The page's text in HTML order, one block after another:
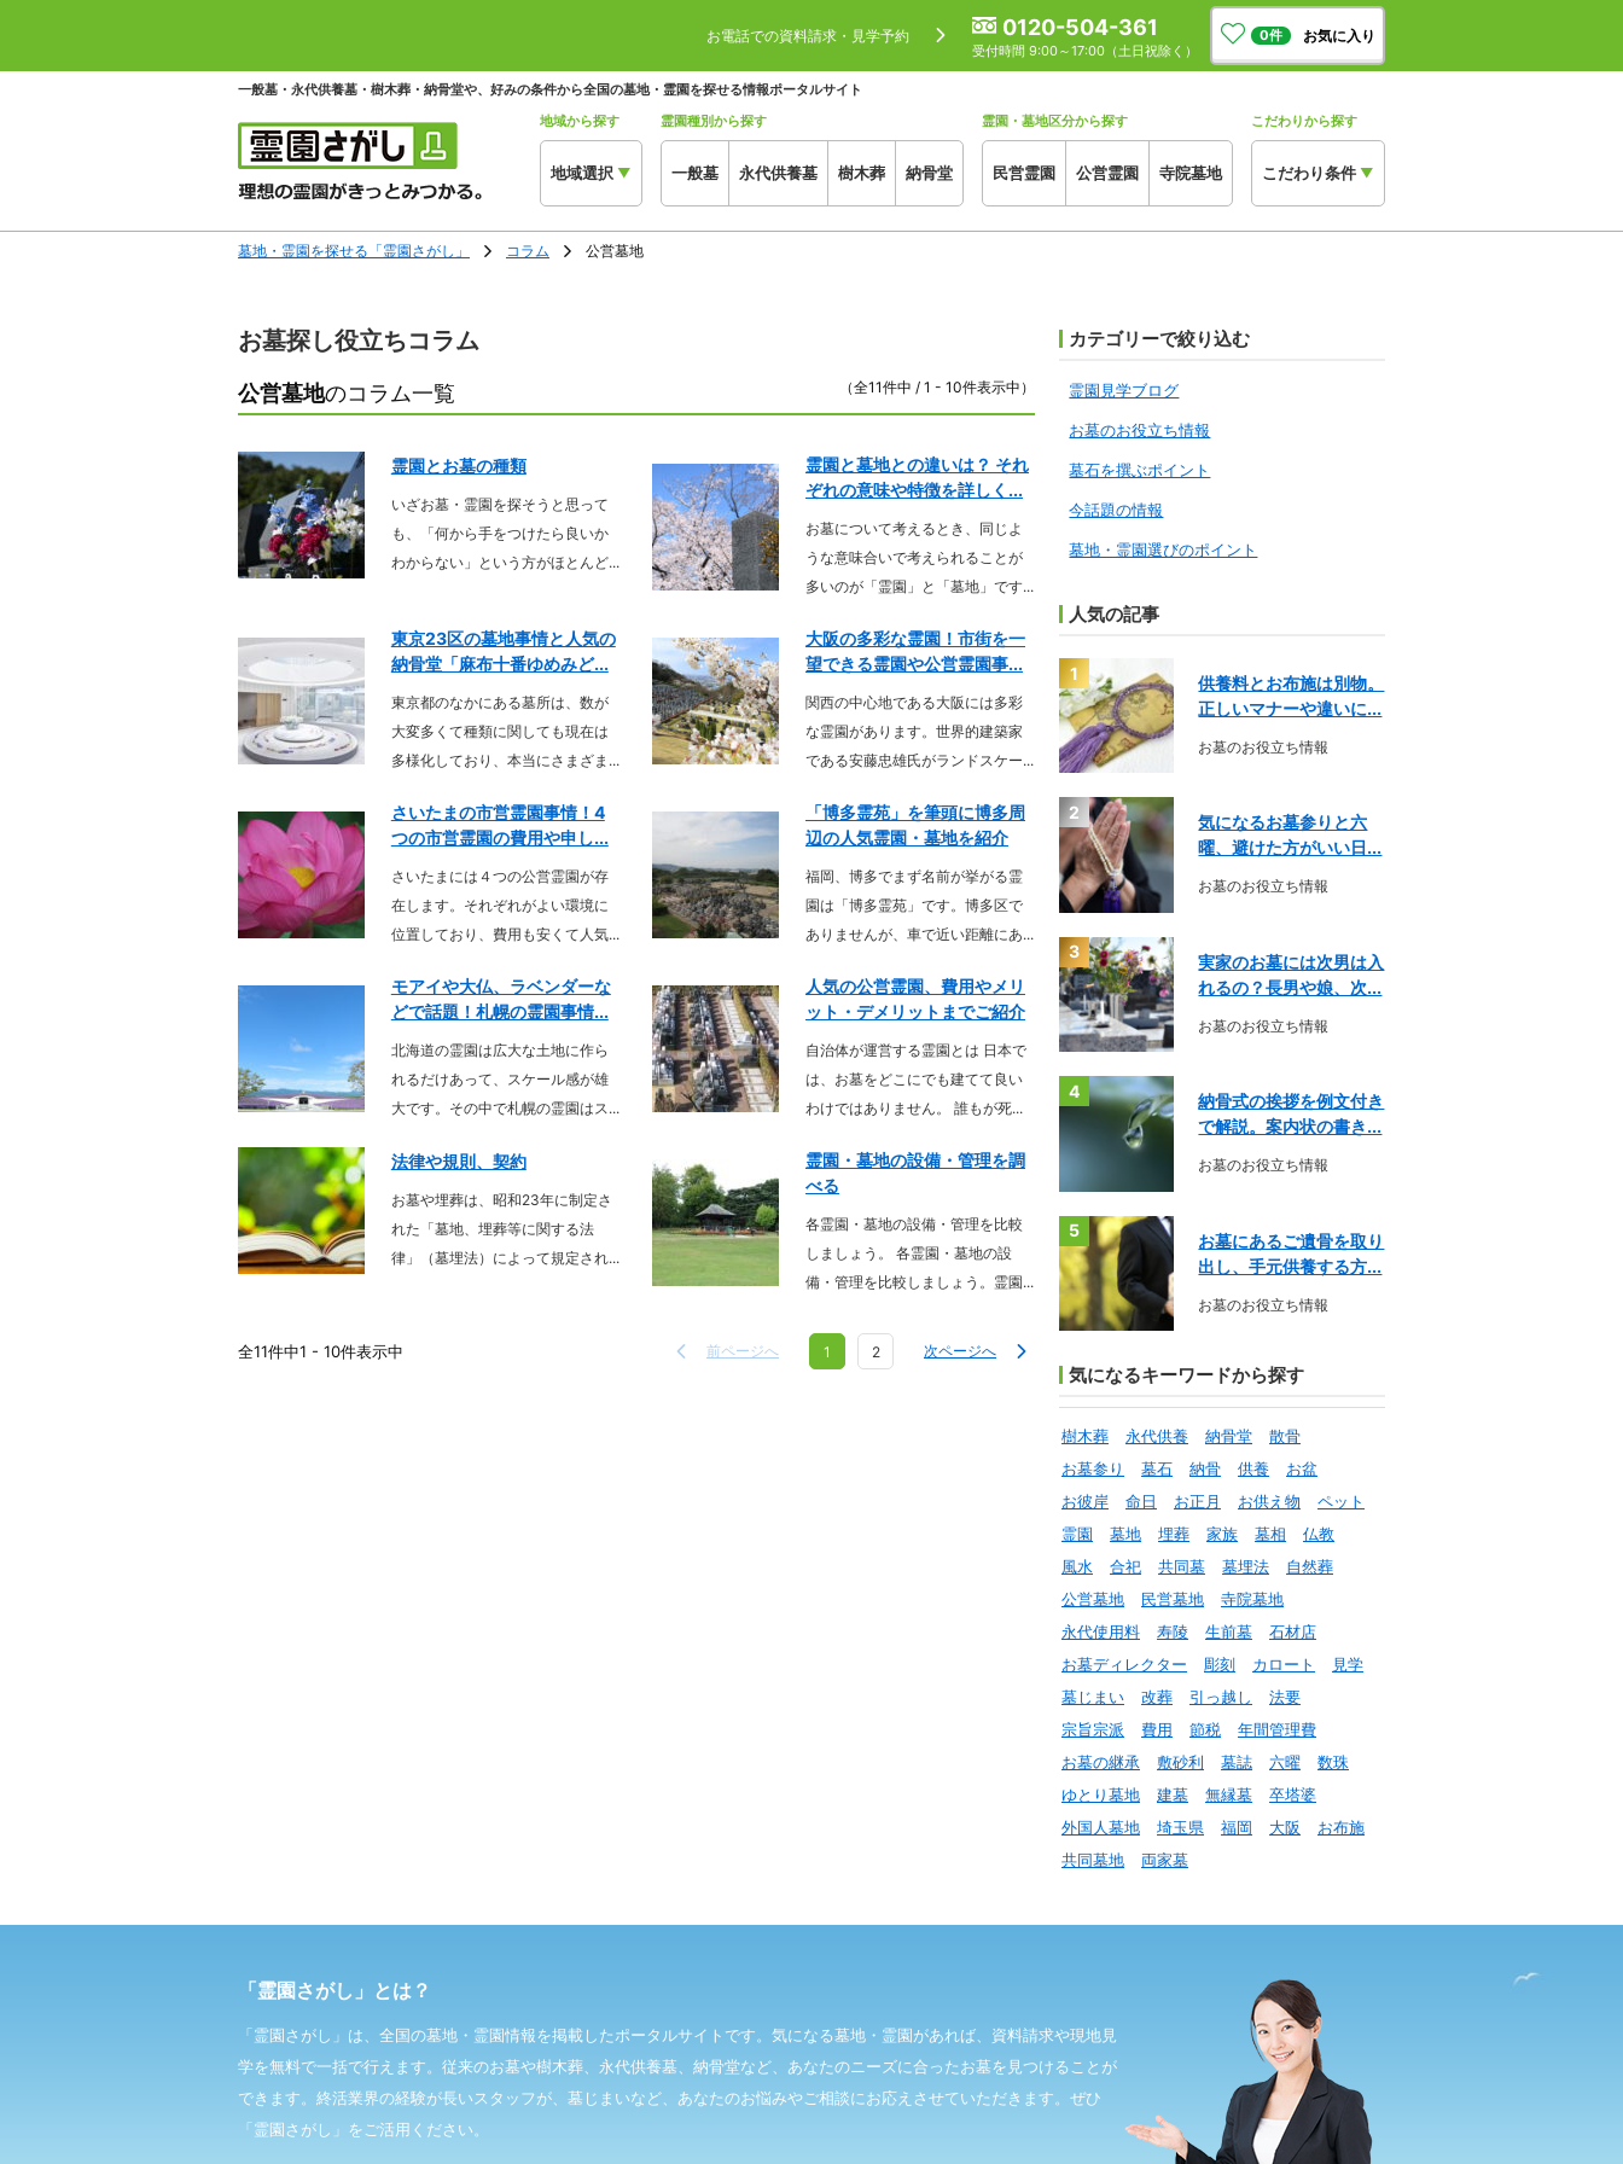
お電話での資料請求・見学予約 0120-504-361
受付時間 9:00～17:00（土日祝除く）
0件 お気に入り
一般墓・永代供養墓・樹木葬・納骨堂や、好みの条件から全国の墓地・霊園を探せる情報ポータルサイト
地域から探す
地域選択 ▼
霊園種別から探す
一般墓 永代供養墓 樹木葬 納骨堂
霊園・墓地区分から探す
民営霊園 公営霊園 寺院墓地
こだわりから探す
こだわり条件 ▼
墓地・霊園を探せる「霊園さがし」 コラム 公営墓地
お墓探し役立ちコラム
公営墓地のコラム一覧 （全11件中 / 1 - 10件表示中）
霊園とお墓の種類
いざお墓・霊園を探そうと思って
も、「何から手をつけたら良いか
わからない」という方がほとんど...
霊園と墓地との違いは？ それ
ぞれの意味や特徴を詳しく...
お墓について考えるとき、同じよ
うな意味合いで考えられることが
多いのが「霊園」と「墓地」です...
東京23区の墓地事情と人気の
納骨堂「麻布十番ゆめみど...
東京都のなかにある墓所は、数が
大変多くて種類に関しても現在は
多様化しており、本当にさまざま...
大阪の多彩な霊園！市街を一
望できる霊園や公営霊園事...
関西の中心地である大阪には多彩
な霊園があります。世界的建築家
である安藤忠雄氏がランドスケー...
さいたまの市営霊園事情！4
つの市営霊園の費用や申し...
さいたまには４つの公営霊園が存
在します。それぞれがよい環境に
位置しており、費用も安くて人気...
「博多霊苑」を筆頭に博多周
辺の人気霊園・墓地を紹介
福岡、博多でまず名前が挙がる霊
園は「博多霊苑」です。博多区で
ありませんが、車で近い距離にあ...
モアイや大仏、ラベンダーな
どで話題！札幌の霊園事情...
北海道の霊園は広大な土地に作ら
れるだけあって、スケール感が雄
大です。その中で札幌の霊園はス...
人気の公営霊園、費用やメリ
ット・デメリットまでご紹介
自治体が運営する霊園とは 日本で
は、お墓をどこにでも建てて良い
わけではありません。 誰もが死...
法律や規則、契約
お墓や埋葬は、昭和23年に制定さ
れた「墓地、埋葬等に関する法
律」（墓埋法）によって規定され...
霊園・墓地の設備・管理を調
べる
各霊園・墓地の設備・管理を比較
しましょう。 各霊園・墓地の設
備・管理を比較しましょう。霊園...
全11件中1 - 10件表示中 前ページへ 1 2 次ページへ
カテゴリーで絞り込む
霊園見学ブログ
お墓のお役立ち情報
墓石を撰ぶポイント
今話題の情報
墓地・霊園選びのポイント
人気の記事
1
供養料とお布施は別物。
正しいマナーや違いに...
お墓のお役立ち情報
2
気になるお墓参りと六
曜、避けた方がいい日...
お墓のお役立ち情報
3
実家のお墓には次男は入
れるの？長男や娘、次...
お墓のお役立ち情報
4
納骨式の挨拶を例文付き
で解説。案内状の書き...
お墓のお役立ち情報
5
お墓にあるご遺骨を取り
出し、手元供養する方...
お墓のお役立ち情報
気になるキーワードから探す
樹木葬 永代供養 納骨堂
散骨
お墓参り
墓石 納骨 供養
お盆
お彼岸
命日 お正月 お供え物
ペット
霊園
墓地 埋葬 家族 墓相
仏教
風水
合祀 共同墓 墓埋法
自然葬
公営墓地
民営墓地
寺院墓地
永代使用料
寿陵 生前墓
石材店
お墓ディレクター
彫刻 カロート
見学
墓じまい
改葬 引っ越し
法要
宗旨宗派
費用 節税
年間管理費
お墓の継承
敷砂利 墓誌 六曜
数珠
ゆとり墓地
建墓 無縁墓
卒塔婆
外国人墓地
埼玉県 福岡 大阪
お布施
共同墓地
両家墓
「霊園さがし」とは？
「霊園さがし」は、全国の墓地・霊園情報を掲載したポータルサイトです。気になる墓地・霊園があれば、資料請求や現地見
学を無料で一括で行えます。従来のお墓や樹木葬、永代供養墓、納骨堂など、あなたのニーズに合ったお墓を見つけることが
できます。終活業界の経験が長いスタッフが、墓じまいなど、あなたのお悩みやご相談にお応えさせていただきます。ぜひ
「霊園さがし」をご活用ください。